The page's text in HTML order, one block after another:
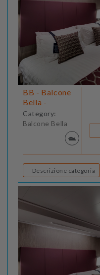
BB - Balcone
Bella -
Category:
Balcone Bella
Descrizione categoria